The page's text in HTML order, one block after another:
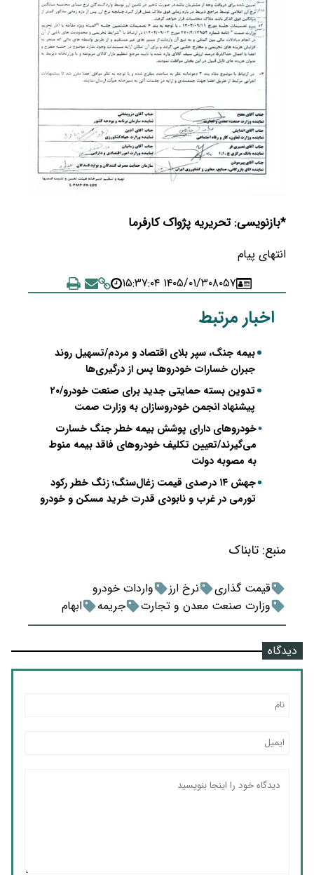
*بازنویسی: تحریریه پژواک کارفرما
انتهای پیام
۸۰۵۷۱۴۰۵/۰۱/۳۰ ۱۵:۳۷:۰۴
اخبار مرتبط
بیمه جنگ، سپر بلای اقتصاد و مردم/تسهیل روند
جبران خسارات خودروها پس از درگیری‌ها
تدوین بسته حمایتی جدید برای صنعت خودرو/۲۰
پیشنهاد انجمن خودروسازان به وزارت صمت
خودروهای دارای پوشش بیمه خطر جنگ خسارت
می‌گیرند/تعیین تکلیف خودروهای فاقد بیمه منوط
به مصوبه دولت
جهش ۱۴ درصدی قیمت زغال‌سنگ؛ زنگ خطر رکود
تورمی در غرب و نابودی قدرت خرید مسکن و خودرو
منبع: تابناک
قیمت گذاری نرخ ارز
واردات خودرو
وزارت صنعت معدن و تجارت
جریمه ابهام
دیدگاه